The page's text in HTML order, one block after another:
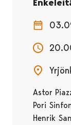
Astor
Pori
Henrik